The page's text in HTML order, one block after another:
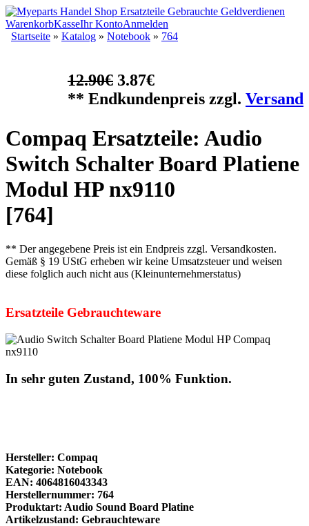
WarenkorbKasseIhr KontoAnmelden
Startseite » Katalog » Notebook » 764
12.90€ 3.87€
** Endkundenpreis zzgl. Versand
Compaq Ersatzteile: Audio
Switch Schalter Board Platiene
Modul HP nx9110
[764]
** Der angegebene Preis ist ein Endpreis zzgl. Versandkosten.
Gemäß § 19 UStG erheben wir keine Umsatzsteuer und weisen
diese folglich auch nicht aus (Kleinunternehmerstatus)
Ersatzteile Gebrauchteware
In sehr guten Zustand, 100% Funktion.
Hersteller: Compaq
Kategorie: Notebook
EAN: 4064816043343
Herstellernummer: 764
Produktart: Audio Sound Board Platine
Artikelzustand: Gebrauchteware